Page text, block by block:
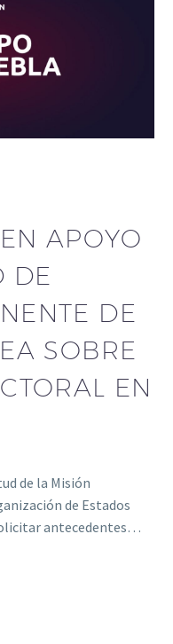
APOYO
DE
DE
SOBRE
EN
de la Misión
de Estados
antecedentes…